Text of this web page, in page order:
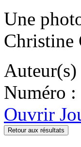
Une
Christine
Auteur(s)
Numéro :
Ouvrir
Retour aux résultats